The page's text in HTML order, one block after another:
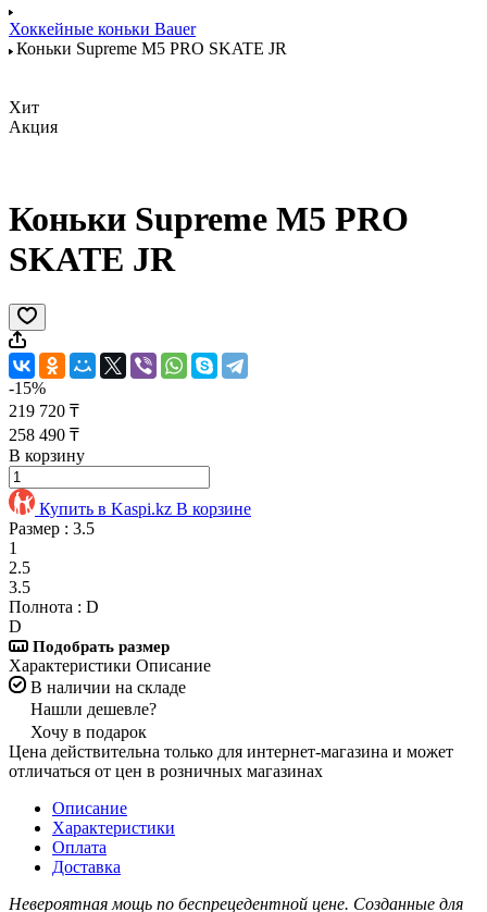
Хоккейные коньки Bauer
Коньки Supreme M5 PRO SKATE JR
Хит
Акция
Коньки Supreme M5 PRO
SKATE JR
-15%
219 720 ₸
258 490 ₸
В корзину
Купить в Kaspi.kz В корзине
Размер : 3.5
1
2.5
3.5
Полнота : D
D
Подобрать размер
Характеристики Описание
В наличии на складе
Нашли дешевле?
Хочу в подарок
Цена действительна только для интернет-магазина и может
отличаться от цен в розничных магазинах
Описание
Характеристики
Оплата
Доставка
Невероятная мощь по беспрецедентной цене. Созданные для